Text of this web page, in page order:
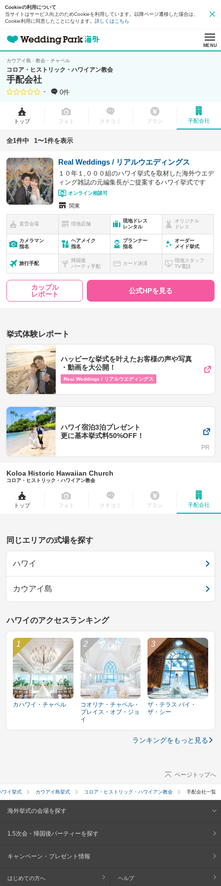
Cookieの利用について
当サイトはサービス向上のためCookieを利用しています。以降ページ遷移した場合は、
Cookie利用に同意したことになります。 詳しくはこちら
MENU
カウアイ島 教会・チャペル
コロア・ヒストリック・ハワイアン教会
手配会社
- 0件
トップ フォト クチコミ プラン 手配会社
全1件中 1〜1件を表示
Real Weddings / リアルウエディングス
１０年１,０００組のハワイ挙式を取材した海外ウエデ
ィング雑誌の元編集長がご提案するハワイ挙式です
オンライン相談可
関東
直営会場 現地店舗
現地ドレス
レンタル
オリジナル
ドレス
カメラマン
指名
ヘアメイク
指名
プランナー
指名
オーダー
メイド挙式
旅行手配
帰国後
パーティ手配
カード決済
現地スタッフ
TV電話
カップル
レポート
公式HPを見る
挙式体験レポート
ハッピーな挙式を叶えたお客様の声や写真​
・動画を​大公開！
Real Weddings / リアルウエディングス
ハワイ宿泊3泊プレゼント
更に基本挙式料50%OFF！
Koloa Historic Hawaiian Church
コロア・ヒストリック・ハワイアン教会
トップ フォト クチコミ プラン 手配会社
同じエリアの式場を探す
ハワイ
カウアイ島
ハワイのアクセスランキング
カハワイ・チャペル
コオリナ・チャペル・
プレイス・オブ・ジョ
イ
ザ・テラス バイ・
ザ・シー
ランキングをもっと見る
ページトップへ
ワイ挙式 カウアイ島挙式 コロア・ヒストリック・ハワイアン教会 手配会社一覧
海外挙式の会場を探す
1.5次会・帰国後パーティーを探す
キャンペーン・プレゼント情報
はじめての方へ ヘルプ